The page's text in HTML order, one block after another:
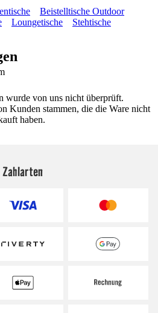
Beistelltische Outdoor
Loungetische
Stehtische
wurde von uns nicht überprüft.
Kunden stammen, die die Ware nicht
haben.
Zahlarten